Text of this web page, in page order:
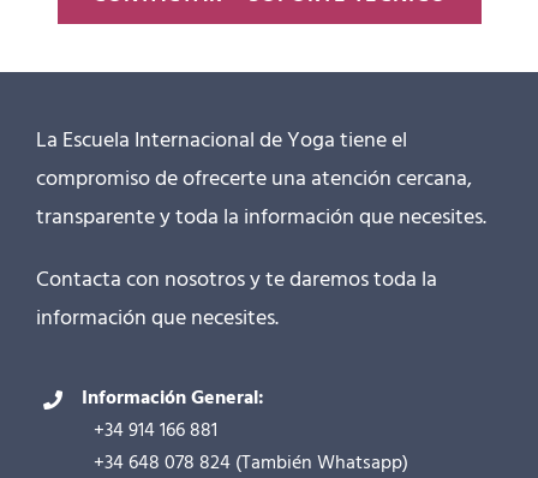
La Escuela Internacional de Yoga tiene el
compromiso de ofrecerte una atención cercana,
transparente y toda la información que necesites.
Contacta con nosotros y te daremos toda la
información que necesites.
Información General:
+34 914 166 881
+34 648 078 824(TambiénWhatsapp)